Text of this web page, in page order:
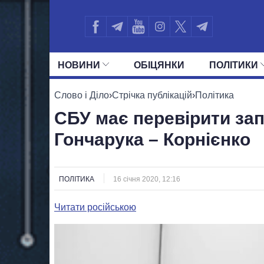
НОВИНИ ОБIЦЯНКИ ПОЛIТИКИ
УСІ ПОЛІТИКИ ПРЕЗИДЕНТ І ОФІС
Слово і Діло›Стрічка публікацій›Політика
СБУ має перевірити
Гончарука – Корнієнко
ПОЛІТИКА 16 січня 2020, 12:16
Читати російською